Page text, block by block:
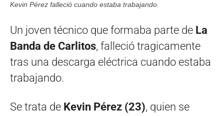
Kevin Pérez falleció cuando estaba trabajando.
Un joven técnico que formaba parte de La
Banda de Carlitos, falleció tragicamente
tras una descarga eléctrica cuando estaba
trabajando.
Se trata de Kevin Pérez (23), quien se